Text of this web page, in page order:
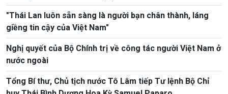
"Thái Lan luôn sẵn sàng là người bạn chân thành, láng
giềng tin cậy của Việt Nam"
Nghị quyết của Bộ Chính trị về công tác người Việt Nam ở
nước ngoài
Tổng Bí thư, Chủ tịch nước Tô Lâm tiếp Tư lệnh Bộ Chỉ